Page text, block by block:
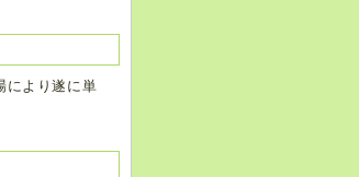
により遂に単